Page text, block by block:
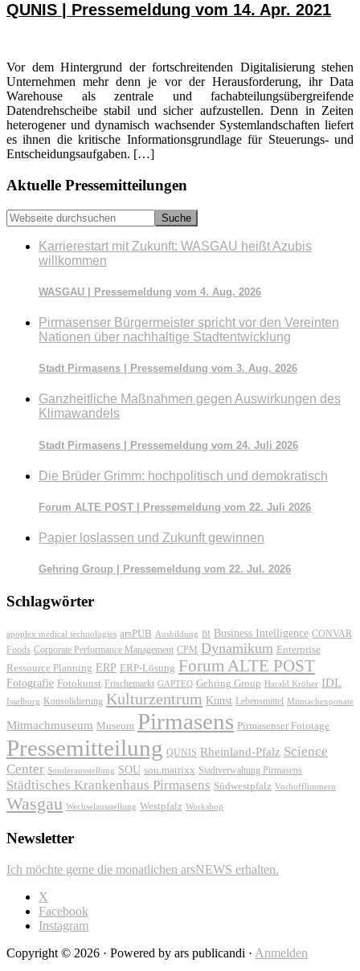
QUNIS | Pressemeldung vom 14. Apr. 2021
Vor dem Hintergrund der fortschreitenden Digitalisierung stehen
Unternehmen mehr denn je vor der Herausforderung, ihr Data
Warehouse als zentrale und fachabteilungsübergreifende
Datendrehscheibe stabil und sicher aufzustellen. Denn in Zeiten
heterogener und dynamisch wachsender Systemlandschaften liefert
es ihnen die kritische Informationsgrundlage für Steuerungs- und
Entscheidungsaufgaben. […]
Seitenspalte
Aktuelle Pressemitteilungen
Webseite
durchsuchen
Karrierestart mit Zukunft: WASGAU heißt Azubis
willkommen
WASGAU | Pressemeldung vom 4. Aug. 2026
Pirmasenser Bürgermeister spricht vor den Vereinten
Nationen über nachhaltige Stadtentwicklung
Stadt Pirmasens | Pressemeldung vom 3. Aug. 2026
Ganzheitliche Maßnahmen gegen Auswirkungen des
Klimawandels
Stadt Pirmasens | Pressemeldung vom 24. Juli 2026
Die Brüder Grimm: hochpolitisch und demokratisch
Forum ALTE POST | Pressemeldung vom 22. Juli 2026
Papier loslassen und Zukunft gewinnen
Gehring Group | Pressemeldung vom 22. Jul. 2026
Schlagwörter
apoplex medical technologies arsPUB Ausbildung BI Business Intelligence CONVAR
Foods Corporate Performance Management CPM Dynamikum Enterprise
Ressource Planning ERP ERP-Lösung Forum ALTE POST
Fotografie Fotokunst Frischemarkt GAPTEQ Gehring Group Harald Kröher IDL
Isselburg Konsolidierung Kulturzentrum Kunst Lebensmittel Mitmachexponate
Mitmachmuseum Museum Pirmasens Pirmasenser Fototage
Pressemitteilung QUNIS Rheinland-Pfalz Science
Center Sonderausstellung SOU sou.matrixx Stadtverwaltung Pirmasens
Städtisches Krankenhaus Pirmasens Südwestpfalz Vorhofflimmern
Wasgau Wechselausstellung Westpfalz Workshop
Newsletter
Ich möchte gerne die monatlichen arsNEWS erhalten.
X
Facebook
Instagram
Copyright © 2026 · Powered by ars publicandi · Anmelden